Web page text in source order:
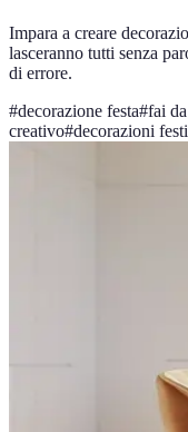
Impara a creare
lasceranno tutti senza
di errore.
#decorazione festa#fai
creativo#decorazioni